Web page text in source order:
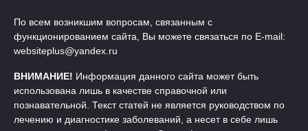
По всем возникшим вопросам, связанным с
функционированием сайта, Вы можете связаться по E-mail:
websiteplus@yandex.ru
ВНИМАНИЕ! Информация данного сайта может быть
использована лишь в качестве справочной или
познавательной. Текст статей не является руководством по
лечению и диагностике заболеваний, а несет в себе лишь